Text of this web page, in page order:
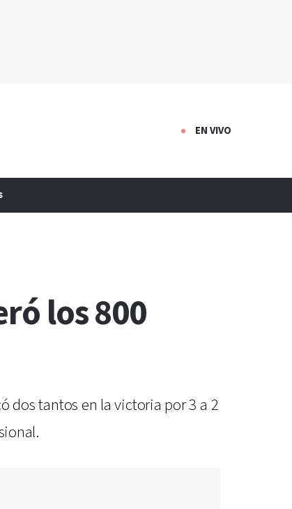
EN VIVO
los 800
dos tantos en la victoria por 3 a 2